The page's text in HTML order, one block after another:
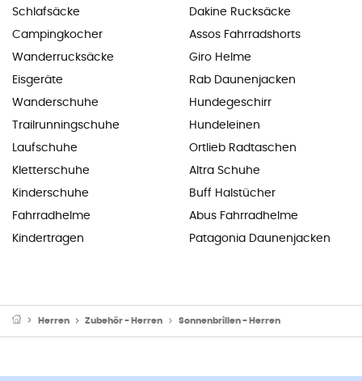
Schlafsäcke
Campingkocher
Wanderrucksäcke
Eisgeräte
Wanderschuhe
Trailrunningschuhe
Laufschuhe
Kletterschuhe
Kinderschuhe
Fahrradhelme
Kindertragen
Dakine Rucksäcke
Assos Fahrradshorts
Giro Helme
Rab Daunenjacken
Hundegeschirr
Hundeleinen
Ortlieb Radtaschen
Altra Schuhe
Buff Halstücher
Abus Fahrradhelme
Patagonia Daunenjacken
Herren Zubehör - Herren Sonnenbrillen - Herren